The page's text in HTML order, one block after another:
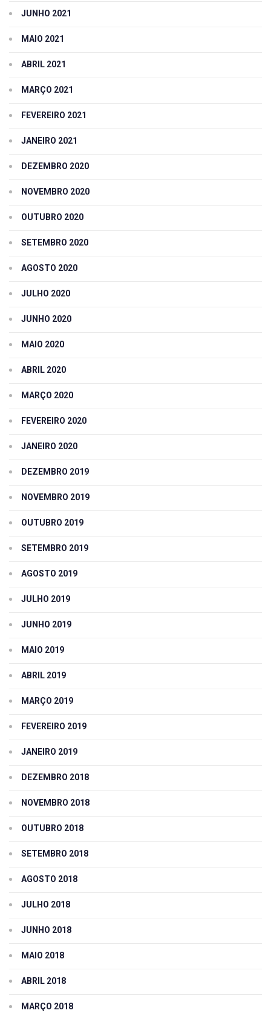
JUNHO 2021
MAIO 2021
ABRIL 2021
MARÇO 2021
FEVEREIRO 2021
JANEIRO 2021
DEZEMBRO 2020
NOVEMBRO 2020
OUTUBRO 2020
SETEMBRO 2020
AGOSTO 2020
JULHO 2020
JUNHO 2020
MAIO 2020
ABRIL 2020
MARÇO 2020
FEVEREIRO 2020
JANEIRO 2020
DEZEMBRO 2019
NOVEMBRO 2019
OUTUBRO 2019
SETEMBRO 2019
AGOSTO 2019
JULHO 2019
JUNHO 2019
MAIO 2019
ABRIL 2019
MARÇO 2019
FEVEREIRO 2019
JANEIRO 2019
DEZEMBRO 2018
NOVEMBRO 2018
OUTUBRO 2018
SETEMBRO 2018
AGOSTO 2018
JULHO 2018
JUNHO 2018
MAIO 2018
ABRIL 2018
MARÇO 2018